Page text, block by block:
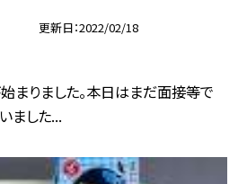
更新日 2022/02/18
まりました。本日はまだ面接等で
ました...